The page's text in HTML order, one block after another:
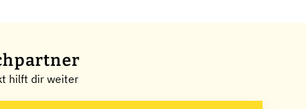
hilft dir weiter